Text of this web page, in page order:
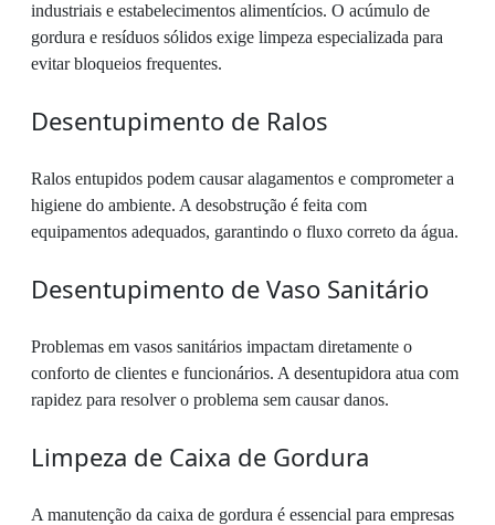
industriais e estabelecimentos alimentícios. O acúmulo de
gordura e resíduos sólidos exige limpeza especializada para
evitar bloqueios frequentes.
Desentupimento de Ralos
Ralos entupidos podem causar alagamentos e comprometer a
higiene do ambiente. A desobstrução é feita com
equipamentos adequados, garantindo o fluxo correto da água.
Desentupimento de Vaso Sanitário
Problemas em vasos sanitários impactam diretamente o
conforto de clientes e funcionários. A desentupidora atua com
rapidez para resolver o problema sem causar danos.
Limpeza de Caixa de Gordura
A manutenção da caixa de gordura é essencial para empresas